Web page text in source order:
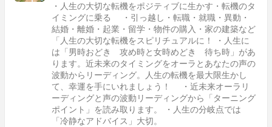
・人生の大切な転機をポジティブに生かす・転機のタ
イミングに乗る ・引っ越し・転職・就職・異動・
結婚・離婚・起業・留学・物件の購入・家の建築など
「人生の大切な転機をスピリチュアルに！ ・人生に
は「男時おどき 攻め時と女時めどき 待ち時」があ
ります。近未来のタイミングをオーラとあなたの声の
波動からリーディング。人生の転機を最大限生かし
て、幸運を手にいれましょう！ ・近未来オーラリ
ーディングと声の波動リーディングから「ターニング
ポイント」を読み取ります。 ・人生の分岐点では
「冷静なアドバイス」大切。